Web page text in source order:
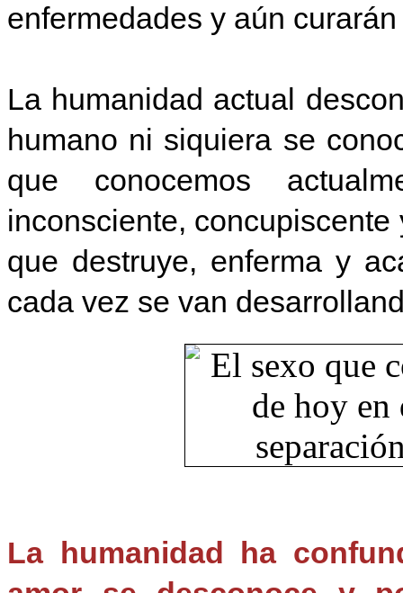
enfermedades y aún
La humanidad actual
humano ni siquiera se
que conocemos
inconsciente,
que destruye, enferma y
cada vez se van
La humanidad ha